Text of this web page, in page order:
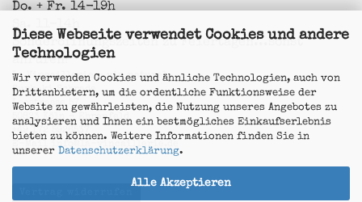
Diese Webseite verwendet Cookies und andere
Technologien
Wir verwenden Cookies und ähnliche Technologien, auch von
Drittanbietern, um die ordentliche Funktionsweise der
Website zu gewährleisten, die Nutzung unseres Angebotes zu
analysieren und Ihnen ein bestmögliches Einkaufserlebnis
bieten zu können. Weitere Informationen finden Sie in
unserer Datenschutzerklärung.
Alle Akzeptieren
Do. + Fr. 14-19h
Sa. 11-14h
Sonderöffnungszeiten zu Feiertagen...sonst
anrufen!
La Vincaillerie - vin naturel
Surk-ki Schrade
Leostrasse 57
50823 Köln - Ehrenfeld
+49 172 5926537
info@la-vincaillerie.de